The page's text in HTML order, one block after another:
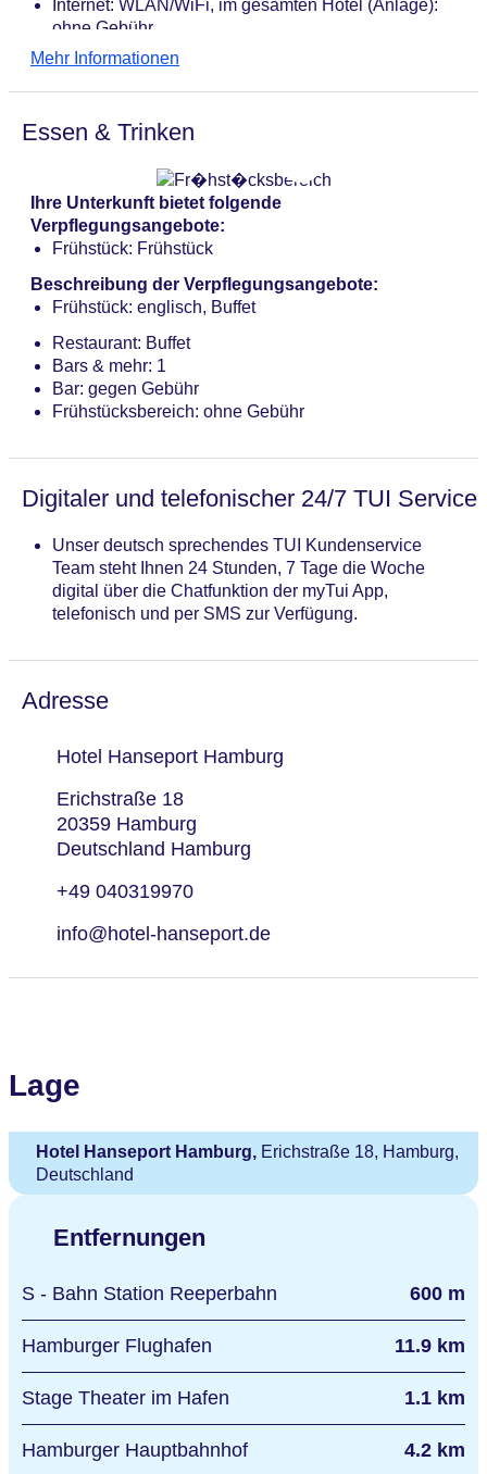
Internet: WLAN/WiFi, im gesamten Hotel (Anlage):
ohne Gebühr
Wäscheservice: gegen Gebühr
Parkmöglichkeiten: Garage: pro Nacht ca. 13 EUR
Landeskategorie: 3,5 Sterne
Mehr Informationen
Essen & Trinken
Ihre Unterkunft bietet folgende
Verpflegungsangebote:
Frühstück: Frühstück
Beschreibung der Verpflegungsangebote:
Frühstück: englisch, Buffet
Restaurant: Buffet
Bars & mehr: 1
Bar: gegen Gebühr
Frühstücksbereich: ohne Gebühr
Digitaler und telefonischer 24/7 TUI Service
Unser deutsch sprechendes TUI Kundenservice
Team steht Ihnen 24 Stunden, 7 Tage die Woche
digital über die Chatfunktion der myTui App,
telefonisch und per SMS zur Verfügung.
Adresse
Hotel Hanseport Hamburg
Erichstraße 18
20359 Hamburg
Deutschland Hamburg
+49 040319970
info@hotel-hanseport.de
Lage
Hotel Hanseport Hamburg,Erichstraße 18, Hamburg,
Deutschland
Entfernungen
S - Bahn Station Reeperbahn 600 m
Hamburger Flughafen 11.9 km
Stage Theater im Hafen 1.1 km
Hamburger Hauptbahnhof 4.2 km